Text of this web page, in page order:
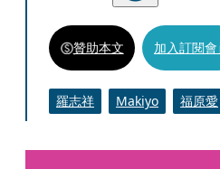
贊助本文 加入訂閱會
羅志祥 Makiyo 福原愛